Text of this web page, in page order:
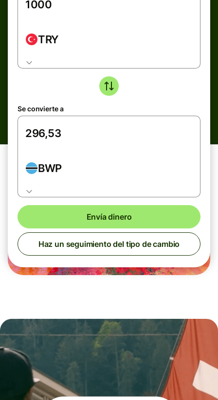
TRY
Se convierte a
BWP
Envía dinero
Haz un seguimiento del tipo de cambio